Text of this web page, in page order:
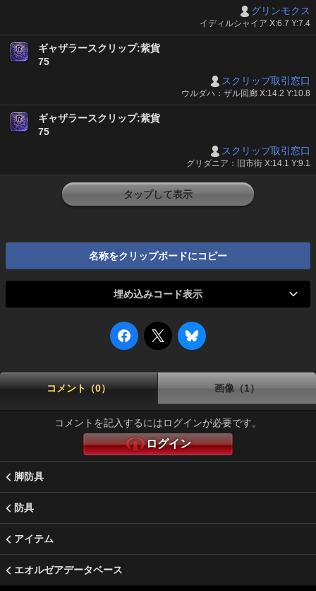
グリンモクス
イディルシャイア X:6.7 Y:7.4
ギャザラースクリップ:紫貨
75
スクリップ取引窓口
ウルダハ：ザル回廊 X:14.2 Y:10.8
ギャザラースクリップ:紫貨
75
スクリップ取引窓口
グリダニア：旧市街 X:14.1 Y:9.1
タップして表示
名称をクリップボードにコピー
埋め込みコード表示
コメント（0） 画像（1）
コメントを記入するにはログインが必要です。
ログイン
脚防具
防具
アイテム
エオルゼアデータベース